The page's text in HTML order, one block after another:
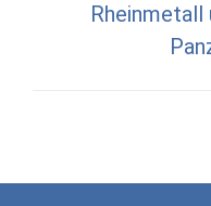
Rheinmetall